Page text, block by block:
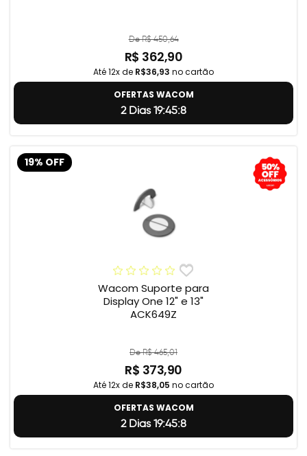
De R$ 450,64
R$ 362,90
Até 12x de R$36,93 no cartão
OFERTAS WACOM
2 Dias 19:45:7
19% OFF
Wacom Suporte para
Display One 12" e 13"
ACK649Z
De R$ 465,01
R$ 373,90
Até 12x de R$38,05 no cartão
OFERTAS WACOM
2 Dias 19:45:7